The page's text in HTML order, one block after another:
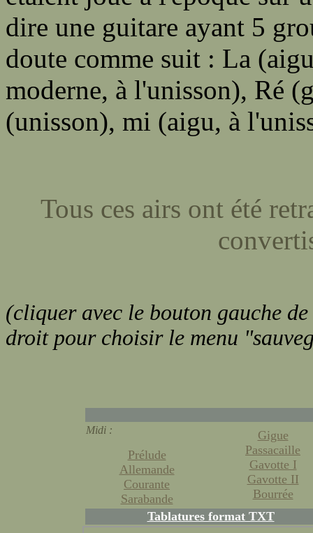
dire une guitare ayant 5
doute comme suit : La
moderne, à l'unisson), Ré
(unisson), mi (aigu, à
Tous ces airs ont été
(cliquer avec le bouton gauche
droit pour choisir le menu
Midi :
Prélude
Allemande
Courante
Sarabande
Gigue
Passacaille
Gavotte I
Gavotte II
Bourrée
Tablatures format TXT